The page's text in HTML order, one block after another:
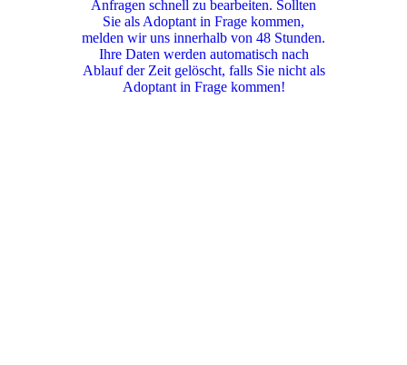
Anfragen schnell zu bearbeiten. Sollten
Sie als Adoptant in Frage kommen,
melden wir uns innerhalb von 48 Stunden.
Ihre Daten werden automatisch nach
Ablauf der Zeit gelöscht, falls Sie nicht als
Adoptant in Frage kommen!